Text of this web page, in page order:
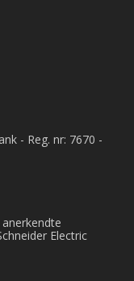
- Reg. nr: 7670 -
Electric